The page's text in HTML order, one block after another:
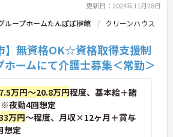
更新日：2024年11月28日
ループホームたんぽぽ榊館
クリーンハウス
】無資格OK☆資格取得支援制
ームにて介護士募集＜常勤＞
万円～20.8万円程度、基本給＋諸
夜勤4回想定
万円～程度、月収×12ヶ月＋賞与
想定